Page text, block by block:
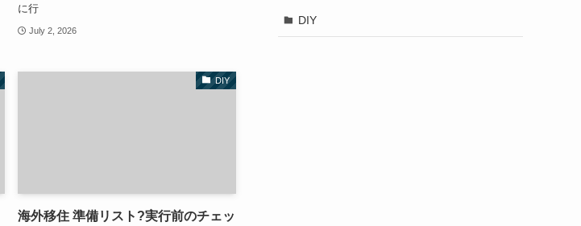
に行
July 2, 2026
DIY
海外移住 準備リスト?実行前のチェッ
DIY